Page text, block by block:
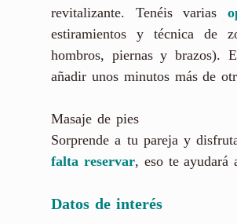
revitalizante. Tenéis varias
estiramientos y técnica de
hombros, piernas y brazos).
añadir unos minutos más de
Masaje de pies
Sorprende a tu pareja y
falta reservar, eso te ayudará
Datos de interés